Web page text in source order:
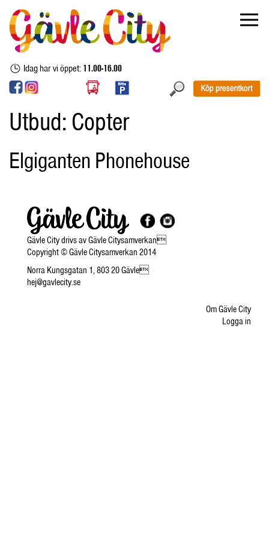
Idag har vi öppet:11.00-16.00
Utbud: Copter
Elgiganten Phonehouse
Gävle City drivs av Gävle Citysamverkan
Copyright © Gävle Citysamverkan 2014
Norra Kungsgatan 1, 803 20 Gävle
hej@gavlecity.se
Om Gävle City
Logga in